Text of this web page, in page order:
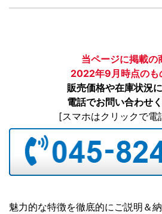
当ページに掲載の
2022年9月時点のも
販売価格や在庫状況
電話でお問い合わせく
[スマホはクリックで電
魅力的な特徴を徹底的にご説明＆